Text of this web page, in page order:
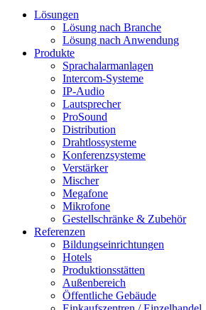
Lösungen
Lösung nach Branche
Lösung nach Anwendung
Produkte
Sprachalarmanlagen
Intercom-Systeme
IP-Audio
Lautsprecher
ProSound
Distribution
Drahtlossysteme
Konferenzsysteme
Verstärker
Mischer
Megafone
Mikrofone
Gestellschränke & Zubehör
Referenzen
Bildungseinrichtungen
Hotels
Produktionsstätten
Außenbereich
Öffentliche Gebäude